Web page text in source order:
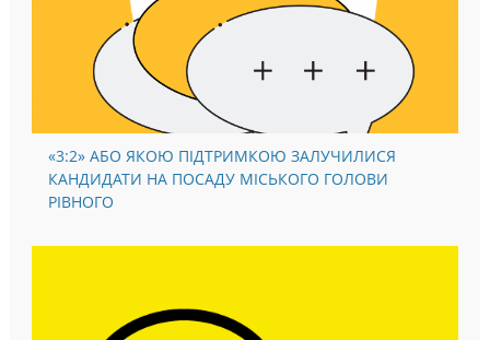
«3:2» АБО ЯКОЮ ПІДТРИМКОЮ ЗАЛУЧИЛИСЯ
КАНДИДАТИ НА ПОСАДУ МІСЬКОГО ГОЛОВИ
РІВНОГО